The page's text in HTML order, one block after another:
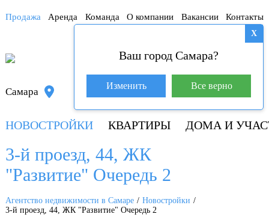
Продажа Аренда Команда О компании Вакансии Контакты
База покупателей (601)
Самара +7 917 145-78-45
НОВОСТРОЙКИ КВАРТИРЫ ДОМА И
X
Ваш город Самара?
Изменить Все верно
3-й проезд, 44, ЖК
"Развитие" Очередь 2
Агентство недвижимости в Самаре
Новостройки
3-й проезд, 44, ЖК "Развитие" Очередь 2